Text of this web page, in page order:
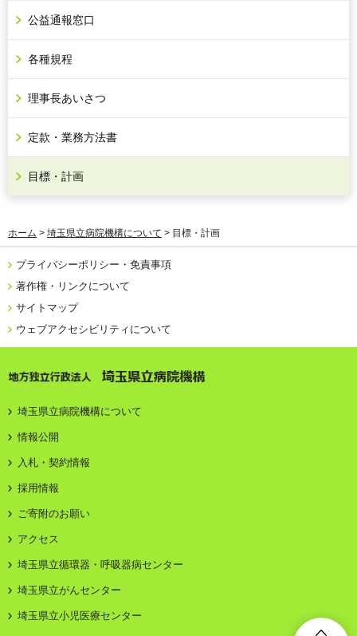
公益通報窓口
各種規程
理事長あいさつ
定款・業務方法書
目標・計画
ホーム > 埼玉県立病院機構について > 目標・計画
プライバシーポリシー・免責事項
著作権・リンクについて
サイトマップ
ウェブアクセシビリティについて
地方独立行政法人 埼玉県立病院機構
埼玉県立病院機構について
情報公開
入札・契約情報
採用情報
ご寄附のお願い
アクセス
埼玉県立循環器・呼吸器病センター
埼玉県立がんセンター
埼玉県立小児医療センター